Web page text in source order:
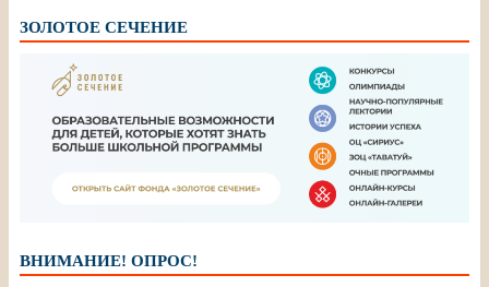
ЗОЛОТОЕ СЕЧЕНИЕ
ВНИМАНИЕ! ОПРОС!